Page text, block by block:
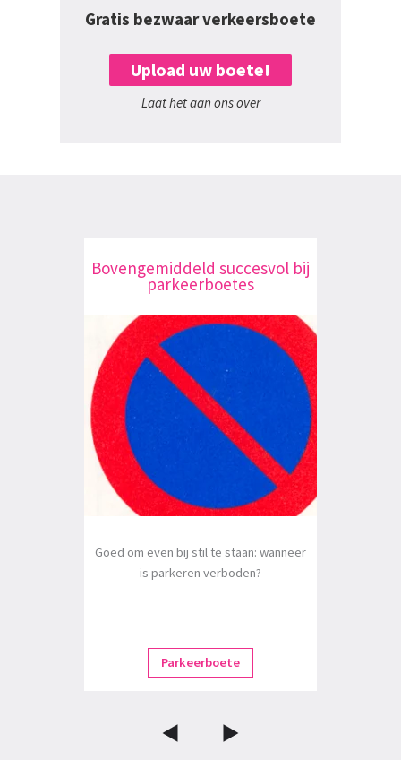
Gratis bezwaar verkeersboete
Upload uw boete!
Laat het aan ons over
Bovengemiddeld succesvol bij
parkeerboetes
Goed om even bij stil te staan: wanneer
is parkeren verboden?
Parkeerboete